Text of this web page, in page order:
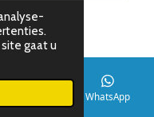
gaat u
WhatsApp